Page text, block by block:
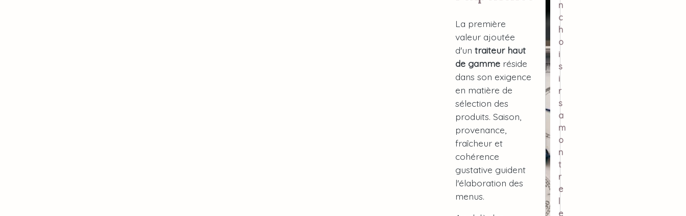
La première
valeur ajoutée
d'un traiteur haut
de gamme réside
dans son exigence
en matière de
sélection des
produits. Saison,
provenance,
fraîcheur et
cohérence
gustative guident
l'élaboration des
menus.
n
c
h
o
i
s
i
r
s
a
m
o
n
t
r
e
l
e